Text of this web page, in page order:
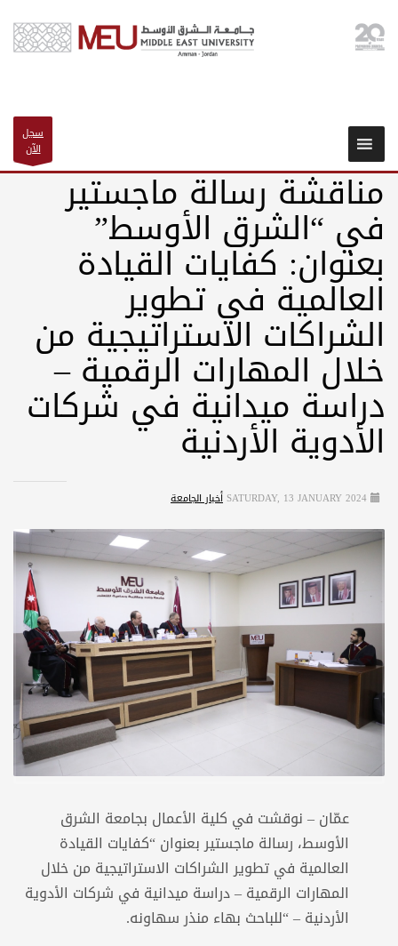
سجل
الآن
مناقشة رسالة ماجستير
في “الشرق الأوسط”
بعنوان: كفايات القيادة
العالمية في تطوير
الشراكات الاستراتيجية من
خلال المهارات الرقمية –
دراسة ميدانية في شركات
الأدوية الأردنية
SATURDAY, 13 JANUARY 2024 أخبار الجامعة
عمّان – نوقشت في كلية الأعمال بجامعة الشرق
الأوسط، رسالة ماجستير بعنوان “كفايات القيادة
العالمية في تطوير الشراكات الاستراتيجية من خلال
المهارات الرقمية – دراسة ميدانية في شركات الأدوية
الأردنية – “للباحث بهاء منذر سهاونه.